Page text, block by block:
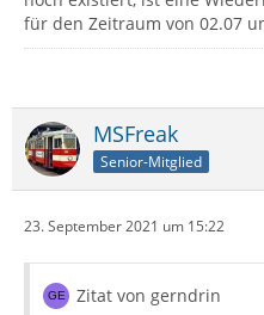
für den Zeitraum von 02.07
MSFreak
Senior-Mitglied
23. September 2021 um 15:22
Zitat von gerndrin